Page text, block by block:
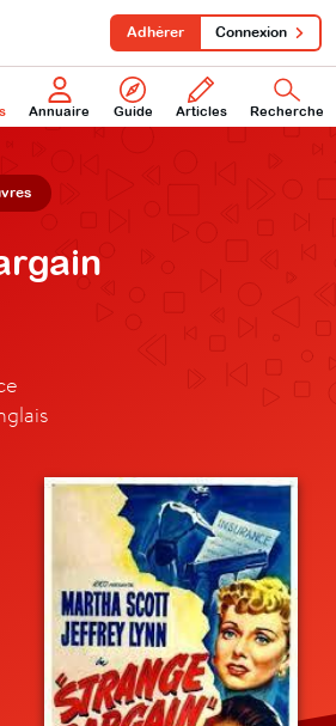
Annuaire Guide Articles Recherche
Adhérer Connexion